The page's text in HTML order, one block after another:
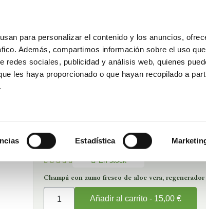
para personalizar el contenido y los anuncios,
Además, compartimos información sobre el uso
redes sociales, publicidad y análisis web, quienes
les haya proporcionado o que hayan recopilado a
Estadística
Reservar visita DAKAR POR LA VIDA
Inicio Higiene Champú Con Aloe Vera
Champú Con Aloe
     En stock
Champú con zumo fresco de aloe vera,
Añadir al carrito - 15,00 €